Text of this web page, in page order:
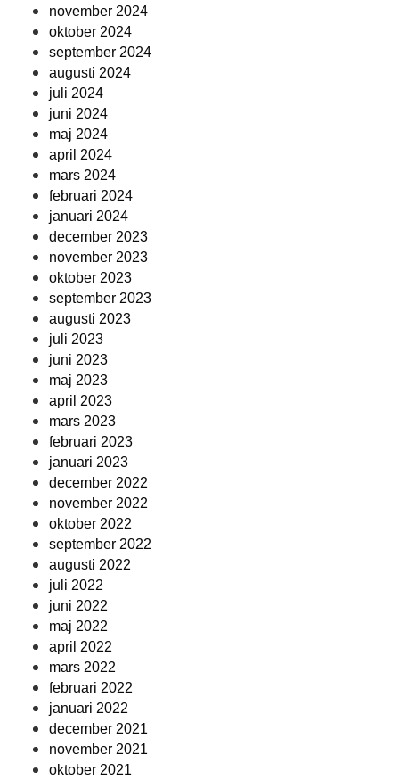
november 2024
oktober 2024
september 2024
augusti 2024
juli 2024
juni 2024
maj 2024
april 2024
mars 2024
februari 2024
januari 2024
december 2023
november 2023
oktober 2023
september 2023
augusti 2023
juli 2023
juni 2023
maj 2023
april 2023
mars 2023
februari 2023
januari 2023
december 2022
november 2022
oktober 2022
september 2022
augusti 2022
juli 2022
juni 2022
maj 2022
april 2022
mars 2022
februari 2022
januari 2022
december 2021
november 2021
oktober 2021